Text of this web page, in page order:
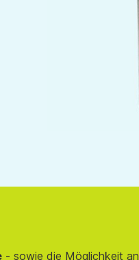
- sowie die Möglichkeit an